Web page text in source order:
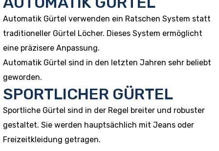
Automatik Gürtel verwenden ein Ratschen System statt
traditioneller Gürtel Löcher. Dieses System ermöglicht
eine präzisere Anpassung.
Automatik Gürtel sind in den letzten Jahren sehr beliebt
geworden.
SPORTLICHER GÜRTEL
Sportliche Gürtel sind in der Regel breiter und robuster
gestaltet. Sie werden hauptsächlich mit Jeans oder
Freizeitkleidung getragen.